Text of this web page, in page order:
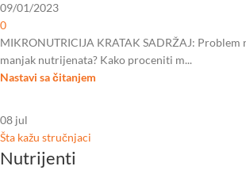
09/01/2023
0
MIKRONUTRICIJA KRATAK SADRŽAJ: Problem
manjak nutrijenata? Kako proceniti m...
Nastavi sa čitanjem
08 jul
Šta kažu stručnjaci
Nutrijenti